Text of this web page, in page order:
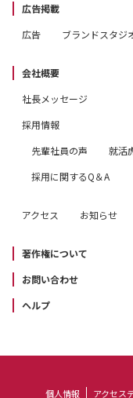
広告掲載
広告
ブランドスタジ
会社概要
社長メッセージ
採用情報
先輩社員の声
就活
採用に関するQ＆A
アクセス お知らせ
著作権について
お問い合わせ
ヘルプ
個人情報 アクセス